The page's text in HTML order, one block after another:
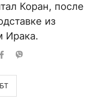
Коран, после
из
Ирака.